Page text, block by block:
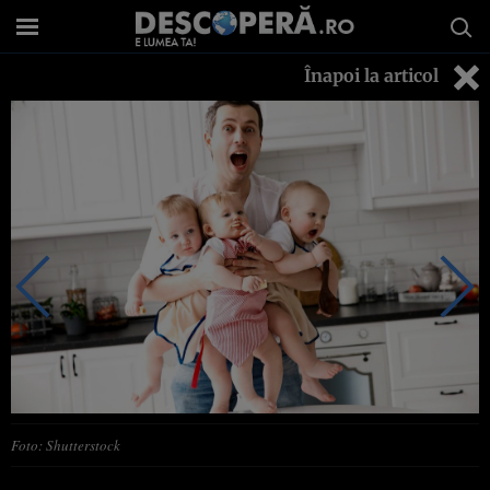
Înapoi la articol
Foto: Shutterstock